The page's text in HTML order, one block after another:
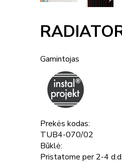
Gamintojas
Prekės kodas:
TUB4-070/02
Būklė:
Pristatome per 2-4